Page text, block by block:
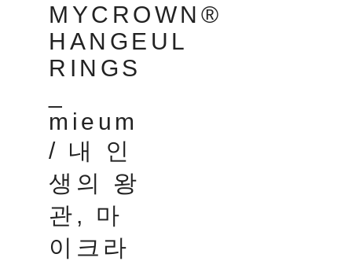
MYCROWN®
HANGEUL
RINGS
mieum
/ 내 인
생의 왕
관, 마
이크라